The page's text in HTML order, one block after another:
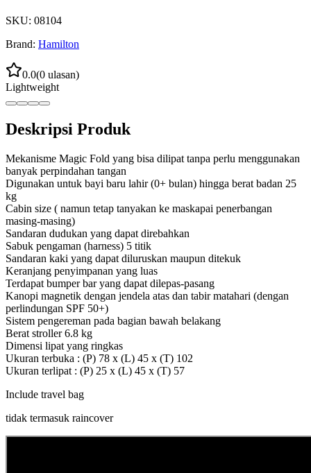
SKU: 08104
Brand: Hamilton
0.0(0 ulasan)
Lightweight
Deskripsi Produk
Mekanisme Magic Fold yang bisa dilipat tanpa perlu menggunakan
banyak perpindahan tangan
Digunakan untuk bayi baru lahir (0+ bulan) hingga berat badan 25
kg
Cabin size ( namun tetap tanyakan ke maskapai penerbangan
masing-masing)
Sandaran dudukan yang dapat direbahkan
Sabuk pengaman (harness) 5 titik
Sandaran kaki yang dapat diluruskan maupun ditekuk
Keranjang penyimpanan yang luas
Terdapat bumper bar yang dapat dilepas-pasang
Kanopi magnetik dengan jendela atas dan tabir matahari (dengan
perlindungan SPF 50+)
Sistem pengereman pada bagian bawah belakang
Berat stroller 6.8 kg
Dimensi lipat yang ringkas
Ukuran terbuka : (P) 78 x (L) 45 x (T) 102
Ukuran terlipat : (P) 25 x (L) 45 x (T) 57
Include travel bag
tidak termasuk raincover